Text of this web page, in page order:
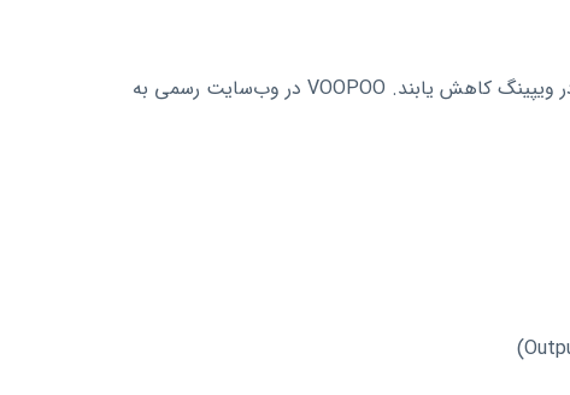
DRAG X3 دارای چندین لایه محافظت ایمنی است تا ریسک‌های احتمالی در ویپینگ کاهش یابند. VOOPOO در وب‌سایت رسمی به